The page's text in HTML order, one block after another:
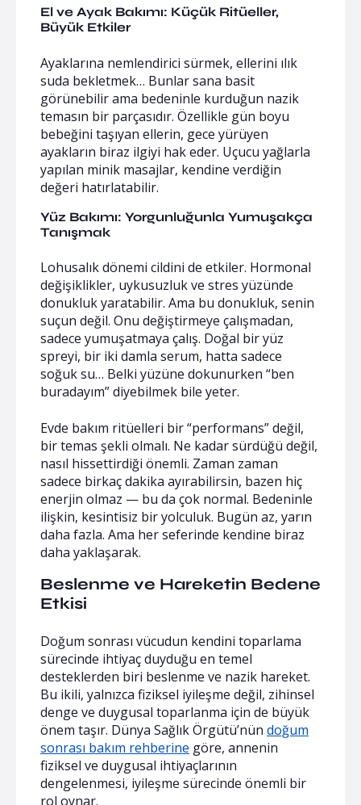
El ve Ayak Bakımı: Küçük Ritüeller,
Büyük Etkiler
Ayaklarına nemlendirici sürmek, ellerini ılık
suda bekletmek… Bunlar sana basit
görünebilir ama bedeninle kurduğun nazik
temasın bir parçasıdır. Özellikle gün boyu
bebeğini taşıyan ellerin, gece yürüyen
ayakların biraz ilgiyi hak eder. Uçucu yağlarla
yapılan minik masajlar, kendine verdiğin
değeri hatırlatabilir.
Yüz Bakımı: Yorgunluğunla Yumuşakça
Tanışmak
Lohusalık dönemi cildini de etkiler. Hormonal
değişiklikler, uykusuzluk ve stres yüzünde
donukluk yaratabilir. Ama bu donukluk, senin
suçun değil. Onu değiştirmeye çalışmadan,
sadece yumuşatmaya çalış. Doğal bir yüz
spreyi, bir iki damla serum, hatta sadece
soğuk su… Belki yüzüne dokunurken “ben
buradayım” diyebilmek bile yeter.
Evde bakım ritüelleri bir “performans” değil,
bir temas şekli olmalı. Ne kadar sürdüğü değil,
nasıl hissettirdiği önemli. Zaman zaman
sadece birkaç dakika ayırabilirsin, bazen hiç
enerjin olmaz — bu da çok normal. Bedeninle
ilişkin, kesintisiz bir yolculuk. Bugün az, yarın
daha fazla. Ama her seferinde kendine biraz
daha yaklaşarak.
Beslenme ve Hareketin Bedene
Etkisi
Doğum sonrası vücudun kendini toparlama
sürecinde ihtiyaç duyduğu en temel
desteklerden biri beslenme ve nazik hareket.
Bu ikili, yalnızca fiziksel iyileşme değil, zihinsel
denge ve duygusal toparlanma için de büyük
önem taşır. Dünya Sağlık Örgütü’nün doğum
sonrası bakım rehberine göre, annenin
fiziksel ve duygusal ihtiyaçlarının
dengelenmesi, iyileşme sürecinde önemli bir
rol oynar.